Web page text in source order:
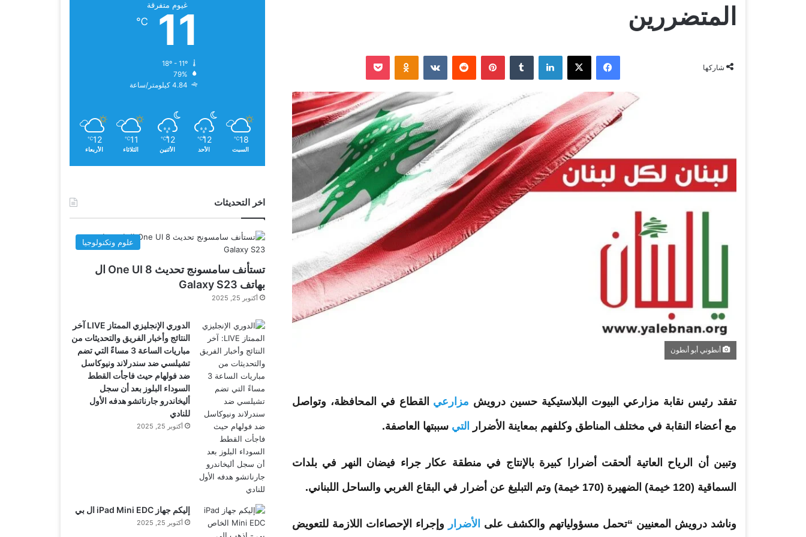
المتضررين
شاركها
فيسبوك ‫X لينكدإن بينتيريست ‏VKontakte
أنطوني أبو أنطون
تفقد رئيس نقابة مزارعي البيوت البلاستيكية ​حسين درويش​ مزارعي القطاع في المحافظة، وتواصل
مع أعضاء النقابة في مختلف المناطق وكلفهم بمعاينة الأضرار التي سببتها العاصفة.
وتبين أن الرياح العاتية ألحقت أضرارا كبيرة بالإنتاج في منطقة ​عكار​ جراء فيضان النهر في بلدات
السماقية (120 خيمة) الضهيرة (170 خيمة) وتم التبليغ عن أضرار في البقاع الغربي والساحل اللبناني.
وناشد درويش المعنيين “تحمل مسؤولياتهم والكشف على الأضرار وإجراء الإحصاءات اللازمة للتعويض
غيوم متفرقة
11
℃
79%
4.84 كيلومتر/ساعة
18
℃
السبت
12
℃
الأحد
12
℃
الأثنين
11
℃
الثلاثاء
12
℃
الأربعاء
اخر التحديثات
علوم وتكنولوجيا
تستأنف سامسونج تحديث One UI 8 ال
بهاتف Galaxy S23
أكتوبر 25, 2025
الدوري الإنجليزي الممتاز LIVE آخر
النتائج وأخبار الفريق والتحديثات من
مباريات الساعة 3 مساءً التي تضم
تشيلسي ضد سندرلاند ونيوكاسل
ضد فولهام حيث فاجأت القطط
السوداء البلوز بعد أن سجل
أليخاندرو جارناتشو هدفه الأول
للنادي
أكتوبر 25, 2025
إليكم جهاز iPad Mini EDC ال بي
أكتوبر 25, 2025